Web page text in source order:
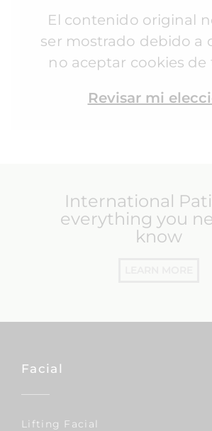
El contenido original
ser mostrado debido a
no aceptar cookies de
Revisar mi
International
everything you
know
Facial
Lifting Facial